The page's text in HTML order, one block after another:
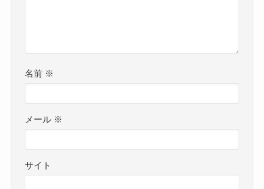
名前 ※
メール ※
サイト